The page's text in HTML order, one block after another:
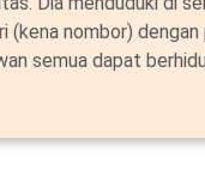
(kena nombor)
semua dapat